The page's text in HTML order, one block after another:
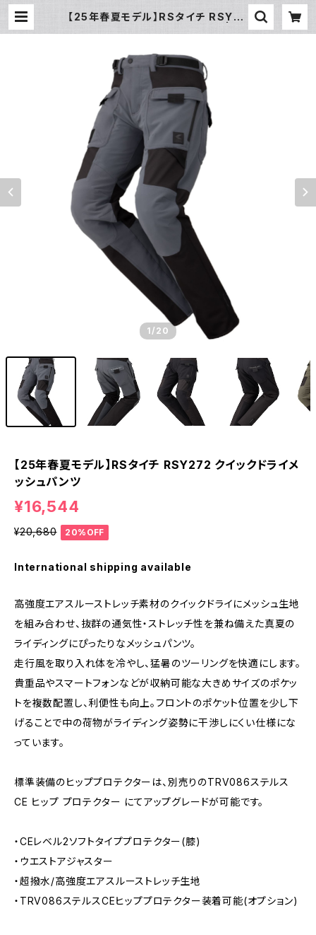
【25年春夏モデル】RSタイチ RSY27
1 /20
【25年春夏モデル】RSタイチ RSY272 クイックドライメ
ッシュパンツ
¥16,544
¥20,680 20%OFF
International shipping available
高強度エアスルーストレッチ素材のクイックドライにメッシュ生地
を組み合わせ、抜群の通気性・ストレッチ性を兼ね備えた真夏の
ライディングにぴったりなメッシュパンツ。
走行風を取り入れ体を冷やし、猛暑のツーリングを快適にします。
貴重品やスマートフォンなどが収納可能な大きめサイズのポケッ
トを複数配置し、利便性も向上。フロントのポケット位置を少し下
げることで中の荷物がライディング姿勢に干渉しにくい仕様にな
っています。
標準装備のヒッププロテクターは、別売りのTRV086ステルス
CE ヒップ プロテクター にてアップグレードが可能です。
・CEレベル2ソフトタイププロテクター(膝)
・ウエストアジャスター
・超撥水/高強度エアスルーストレッチ生地
・TRV086ステルスCEヒッププロテクター装着可能(オプション)